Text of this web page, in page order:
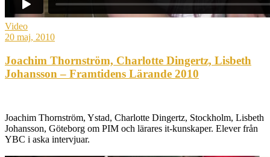
Video
20 maj, 2010
Joachim Thornström, Charlotte Dingertz, Lisbeth
Johansson – Framtidens Lärande 2010
Joachim Thornström, Ystad, Charlotte Dingertz, Stockholm, Lisbeth
Johansson, Göteborg om PIM och lärares it-kunskaper. Elever från
YBC i aska intervjuar.